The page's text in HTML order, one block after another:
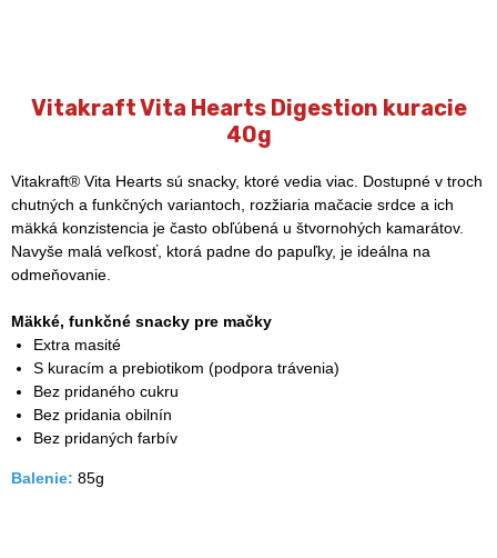
Vitakraft Vita Hearts Digestion kuracie
40g
Vitakraft® Vita Hearts sú snacky, ktoré vedia viac. Dostupné v troch
chutných a funkčných variantoch, rozžiaria mačacie srdce a ich
mäkká konzistencia je často obľúbená u štvornohých kamarátov.
Navyše malá veľkosť, ktorá padne do papuľky, je ideálna na
odmeňovanie.
Mäkké, funkčné snacky pre mačky
Extra masité
S kuracím a prebiotikom (podpora trávenia)
Bez pridaného cukru
Bez pridania obilnín
Bez pridaných farbív
Balenie: 85g